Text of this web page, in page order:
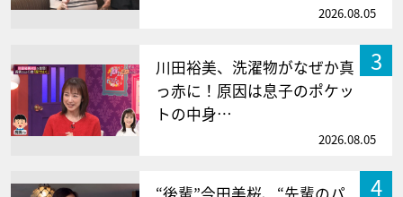
2026.08.05
3
川田裕美、洗濯物がなぜか真
っ赤に！原因は息子のポケッ
トの中身…
2026.08.05
4